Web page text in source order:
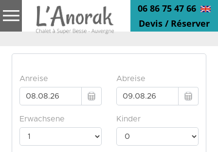
06 86 75 47 66
Devis / Réserver